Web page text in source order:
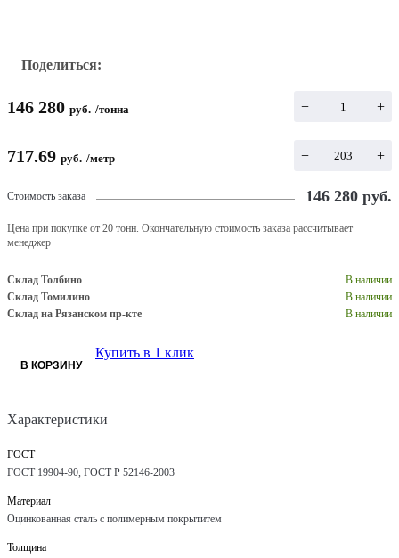
Поделиться:
146 280 руб. /тонна − +
717.69 руб. /метр − +
Стоимость заказа 146 280 руб.
Цена при покупке от 20 тонн. Окончательную стоимость заказа рассчитывает
менеджер
Склад Толбино
В наличии
Склад Томилино
В наличии
Склад на Рязанском пр-кте
В наличии
В КОРЗИНУ
Купить в 1 клик
Характеристики
ГОСТ
ГОСТ 19904-90, ГОСТ Р 52146-2003
Материал
Оцинкованная сталь с полимерным покрытитем
Толщина